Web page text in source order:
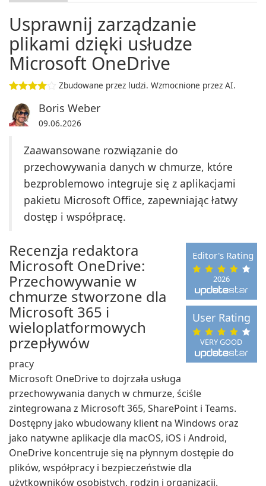
Usprawnij zarządzanie
plikami dzięki usłudze
Microsoft OneDrive
Zbudowane przez ludzi. Wzmocnione przez AI.
Boris Weber
09.06.2026
Zaawansowane rozwiązanie do
przechowywania danych w chmurze, które
bezproblemowo integruje się z aplikacjami
pakietu Microsoft Office, zapewniając łatwy
dostęp i współpracę.
2026
Editor's Rating
VERY GOOD
User Rating
Recenzja redaktora
Microsoft OneDrive:
Przechowywanie w
chmurze stworzone dla
Microsoft 365 i
wieloplatformowych
przepływów
pracy
Microsoft OneDrive to dojrzała usługa
przechowywania danych w chmurze, ściśle
zintegrowana z Microsoft 365, SharePoint i Teams.
Dostępny jako wbudowany klient na Windows oraz
jako natywne aplikacje dla macOS, iOS i Android,
OneDrive koncentruje się na płynnym dostępie do
plików, współpracy i bezpieczeństwie dla
użytkowników osobistych, rodzin i organizacji.